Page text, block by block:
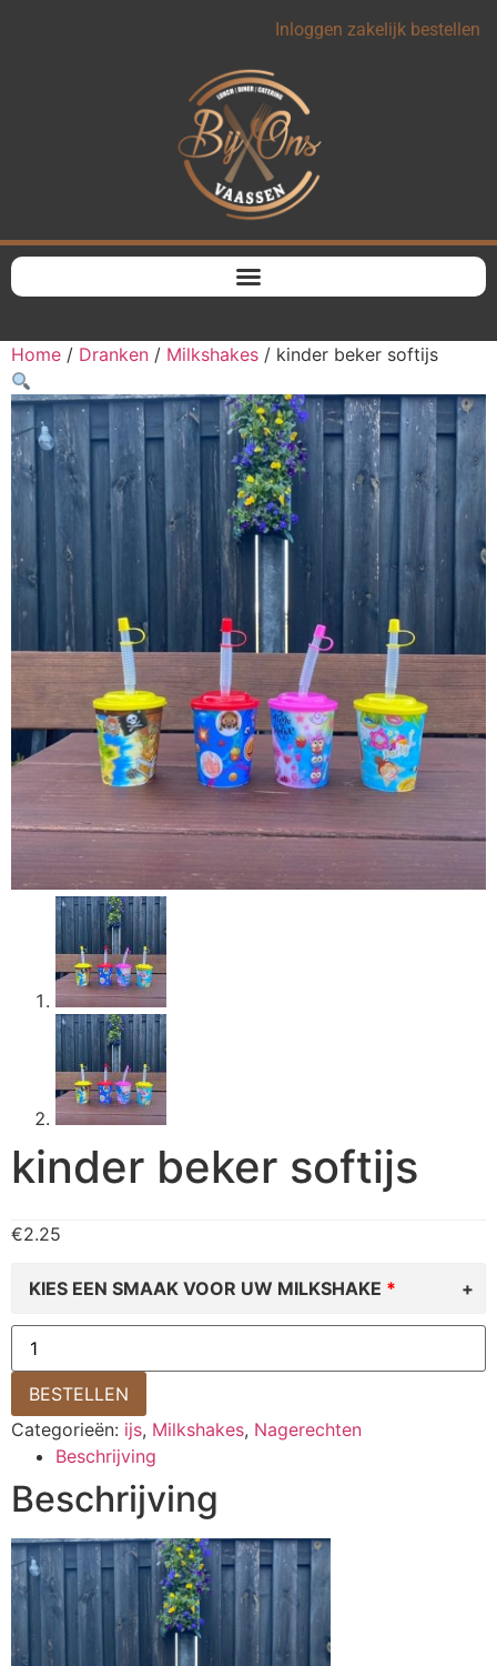
Inloggen zakelijk bestellen
Home / Dranken / Milkshakes / kinder beker softijs
kinder beker softijs
€2.25
KIES EEN SMAAK VOOR UW MILKSHAKE
BESTELLEN
Categorieën: ijs, Milkshakes, Nagerechten
Beschrijving
Beschrijving